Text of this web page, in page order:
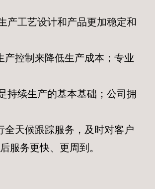
产工艺设计和产品更加稳定和
控制来降低生产成本；专业
续生产的基本基础；公司拥
天候跟踪服务，及时对客户
服务更快、更周到。